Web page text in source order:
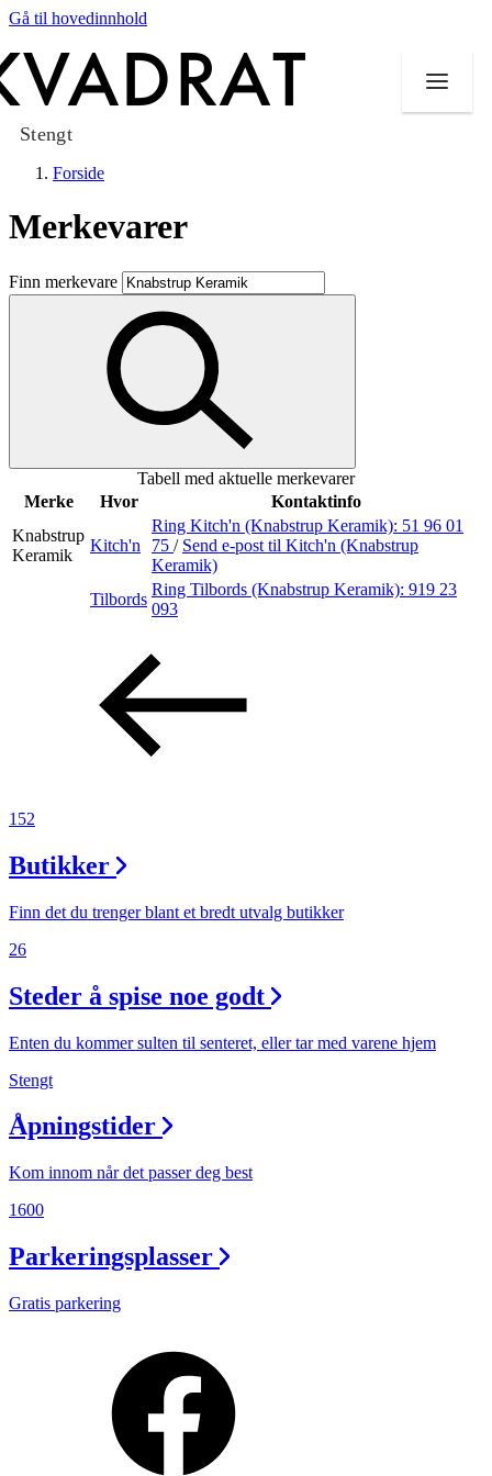
Gå til hovedinnhold
Stengt
Butikker
Mat og drikke
Taket på Kvadrat
Aktiviteter
Inspirasjon
Åpningstider
Praktisk informasjon
Ledige stillinger
Forside
Merkevarer
Finn merkevare
Tabell med aktuelle merkevarer
Merke
Hvor
Kontaktinfo
Knabstrup
Keramik
Kitch'n
Ring Kitch'n (Knabstrup Keramik): 51 96 01
75 / Send e-post til Kitch'n (Knabstrup
Keramik)
Tilbords
Ring Tilbords (Knabstrup Keramik): 919 23
093
152
Butikker
Finn det du trenger blant et bredt utvalg butikker
26
Steder å spise noe godt
Enten du kommer sulten til senteret, eller tar med varene hjem
Stengt
Åpningstider
Kom innom når det passer deg best
1600
Parkeringsplasser
Gratis parkering